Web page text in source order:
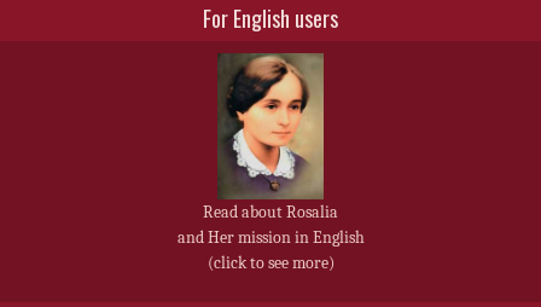
For English users
Read about Rosalia
and Her mission in English
(click to see more)